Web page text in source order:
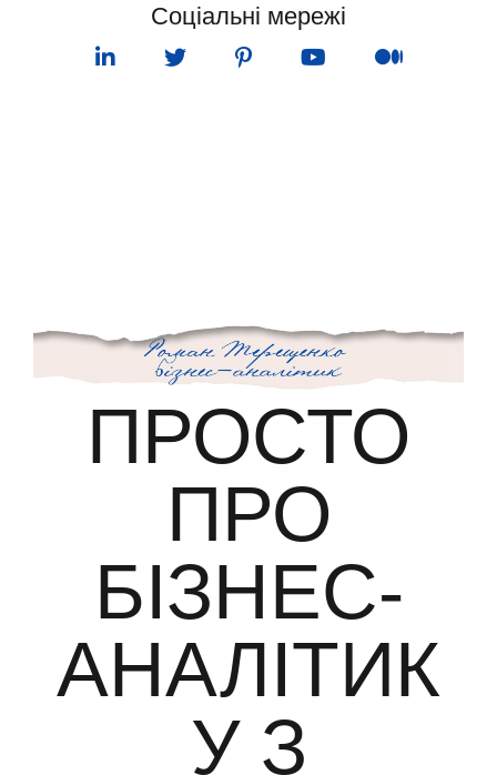
Соціальні мережі
ПРОСТО
ПРО
БІЗНЕС-
АНАЛІТИК
У З